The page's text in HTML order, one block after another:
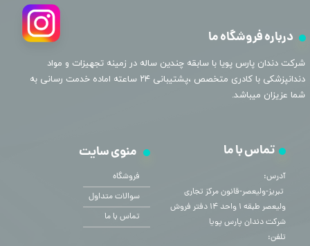
درباره فروشگاه ما
​شرکت دندان پارس پویا با سابقه چندین ساله در زمینه تجهیزات و مواد
دندانپزشکی با کادری متخصص ،پشتیبانی ۲۴ ساعته اماده خدمت رسانی به
شما عزیزان میباشد.
منوی سایت
فروشگاه
سوالات متداول
تماس با ما
تماس با ما
آدرس:
​​​​​​​ تبریز-ولیعصر-قانون مرکز تجاری
ولیعصر طبقه ۱ واحد ۱۴ دفتر فروش
شرکت دندان پارس پویا
تلفن: